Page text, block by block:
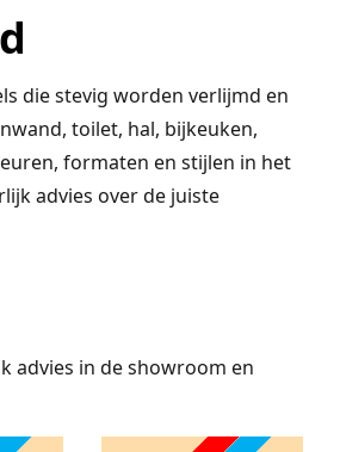
die stevig worden verlijmd en
toilet, hal, bijkeuken,
formaten en stijlen in het
advies over de juiste
advies in de showroom en